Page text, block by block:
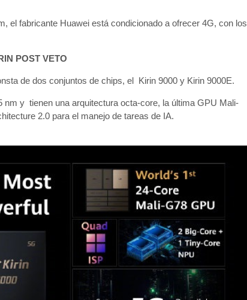
el fabricante Huawei está condicionado a ofrecer 4G, con los
POST VETO
de dos conjuntos de chips, el Kirin 9000 y Kirin 9000E.
y tienen una arquitectura octa-core, la última GPU Mali-
2.0 para el manejo de tareas de IA.